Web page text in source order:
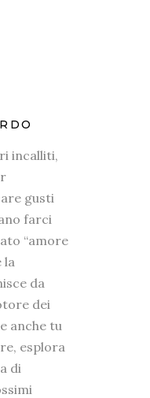
incalliti,
gusti
farci
“amore
la
da
dei
anche tu
esplora
di